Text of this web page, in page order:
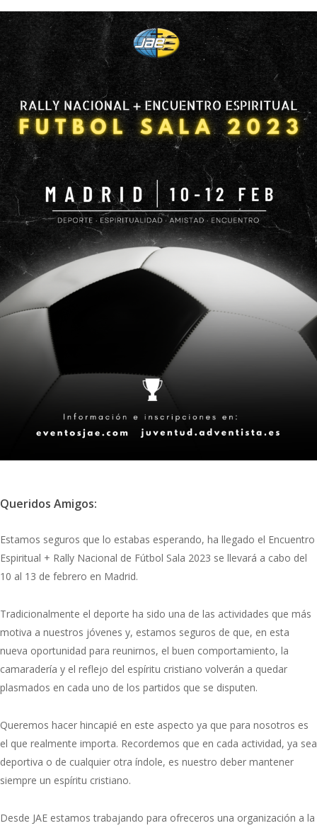
Queridos Amigos:
Estamos seguros que lo estabas esperando, ha llegado el Encuentro
Espiritual + Rally Nacional de Fútbol Sala 2023 se llevará a cabo del
10 al 13 de febrero en Madrid.
Tradicionalmente el deporte ha sido una de las actividades que más
motiva a nuestros jóvenes y, estamos seguros de que, en esta
nueva oportunidad para reunirnos, el buen comportamiento, la
camaradería y el reflejo del espíritu cristiano volverán a quedar
plasmados en cada uno de los partidos que se disputen.
Queremos hacer hincapié en este aspecto ya que para nosotros es
el que realmente importa. Recordemos que en cada actividad, ya sea
deportiva o de cualquier otra índole, es nuestro deber mantener
siempre un espíritu cristiano.
Desde JAE estamos trabajando para ofreceros una organización a la